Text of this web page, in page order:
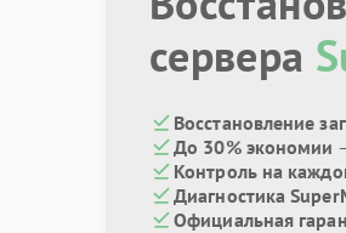
сервера
Восстановление
До 30% экономии
Контроль на
Диагностика
Официальная